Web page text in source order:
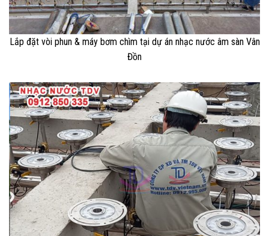
Lắp đặt vòi phun & máy bơm chìm tại dự án nhạc nước âm sàn Vân
Đồn